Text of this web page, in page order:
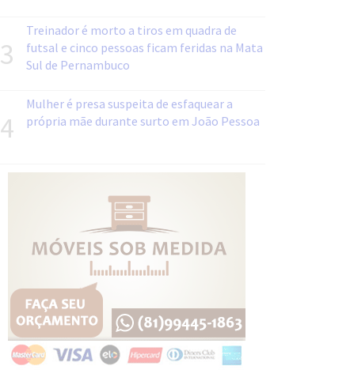
3
Treinador é morto a tiros em quadra de
futsal e cinco pessoas ficam feridas na Mata
Sul de Pernambuco
4
Mulher é presa suspeita de esfaquear a
própria mãe durante surto em João Pessoa